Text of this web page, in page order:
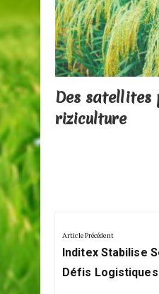
Des
riziculture
de
l’article
Article Précédent
Previous
Post:
Inditex Stabilise
Défis Logistiques